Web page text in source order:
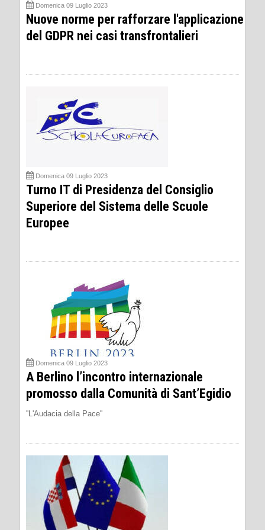
Domenica 09 Luglio 2023
Nuove norme per rafforzare l'applicazione
del GDPR nei casi transfrontalieri
Domenica 09 Luglio 2023
Turno IT di Presidenza del Consiglio
Superiore del Sistema delle Scuole
Europee
Domenica 09 Luglio 2023
A Berlino l’incontro internazionale
promosso dalla Comunità di Sant’Egidio
''L'Audacia della Pace''